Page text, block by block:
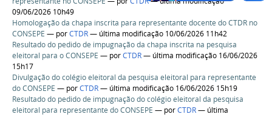
09/06/2026 10h49
Homologação da chapa inscrita para representante docente do CTDR no
CONSEPE — porCTDR— última modificação 10/06/2026 11h42
Resultado do pedido de impugnação da chapa inscrita na pesquisa
eleitoral para o CONSEPE — porCTDR— última modificação 16/06/2026
15h17
Divulgação do colégio eleitoral da pesquisa eleitoral para representante
do CONSEPE — porCTDR— última modificação 16/06/2026 15h19
Resultado do pedido de impugnação do colégio eleitoral da pesquisa
eleitoral para representante do CONSEPE — porCTDR— última